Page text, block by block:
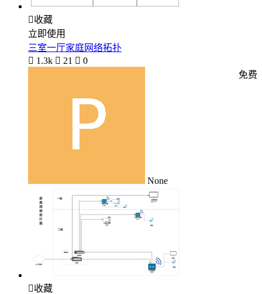
收藏
立即使用
三室一厅家庭网络拓扑
 1.3k  21  0
None
免费
收藏